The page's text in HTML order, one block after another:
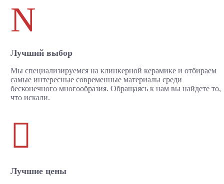
N
Лучший выбор
Мы специализируемся на клинкерной керамике и отбираем
самые интересные современные материалы среди
бесконечного многообразия. Обращаясь к нам вы найдете то,
что искали.

Лучшие цены